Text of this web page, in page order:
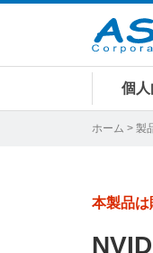
個
ホーム > 製
本製品は